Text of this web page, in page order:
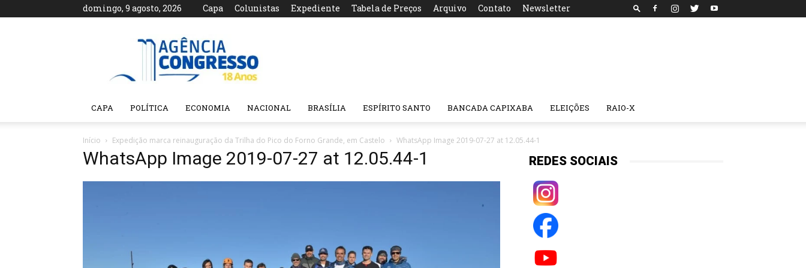
domingo, 9 agosto, 2026 Capa Colunistas Expediente Tabela de Preços Arquivo Contato Newsletter
Agência
CAPA POLÍTICA ECONOMIA NACIONAL BRASÍLIA ESPÍRITO SANTO BANCADA CAPIXABA ELEIÇÕES RAIO-X
Início Expedição marca reinauguração da Trilha do Pico do Forno Grande, em Castelo WhatsApp Image 2019-07-27 at 12.05.44-1
WhatsApp Image 2019-07-27 at 12.05.44-1 REDES SOCIAIS